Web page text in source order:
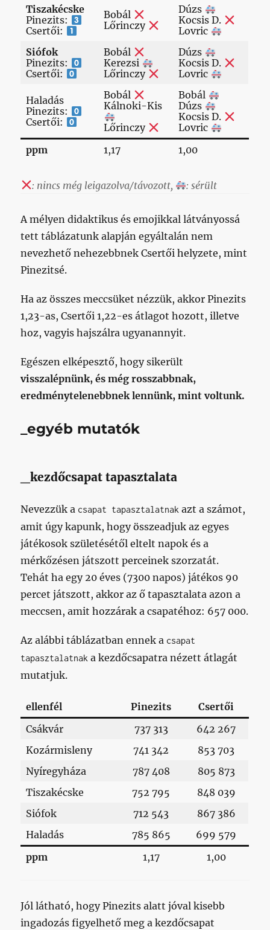
Tiszakécske
Pinezits:
Csertői:
Bobál
Lőrinczy
Dúzs
Kocsis D.
Lovric
Siófok
Pinezits:
Csertői:
Bobál
Kerezsi
Lőrinczy
Dúzs
Kocsis D.
Lovric
Haladás
Pinezits:
Csertői:
Bobál
Kálnoki-Kis
Lőrinczy
Bobál
Dúzs
Kocsis D.
Lovric
ppm
1,17 1,00
: nincs még leigazolva/távozott, : sérült
A mélyen didaktikus és emojikkal látványossá
tett táblázatunk alapján egyáltalán nem
nevezhető nehezebbnek Csertői helyzete, mint
Pinezitsé.
Ha az összes meccsüket nézzük, akkor Pinezits
1,23-as, Csertői 1,22-es átlagot hozott, illetve
hoz, vagyis hajszálra ugyanannyit.
Egészen elképesztő, hogy sikerült
visszalépnünk, és még rosszabbnak,
eredménytelenebbnek lennünk, mint voltunk.
_egyéb mutatók
_kezdőcsapat tapasztalata
Nevezzük a csapat tapasztalatnak azt a számot,
amit úgy kapunk, hogy összeadjuk az egyes
játékosok születésétől eltelt napok és a
mérkőzésen játszott perceinek szorzatát.
Tehát ha egy 20 éves (7300 napos) játékos 90
percet játszott, akkor az ő tapasztalata azon a
meccsen, amit hozzárak a csapatéhoz: 657 000.
Az alábbi táblázatban ennek a csapat
tapasztalatnak a kezdőcsapatra nézett átlagát
mutatjuk.
ellenfél Pinezits
Csertői
Csákvár
737 313
642 267
Kozármisleny
741 342
853 703
Nyíregyháza
787 408
805 873
Tiszakécske
752 795
848 039
Siófok
712 543
867 386
Haladás
785 865
699 579
ppm
1,17 1,00
Jól látható, hogy Pinezits alatt jóval kisebb
ingadozás figyelhető meg a kezdőcsapat